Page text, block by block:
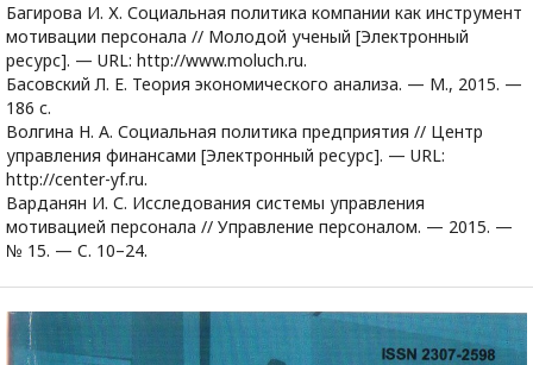
Багирова И. Х. Социальная политика компании как инструмент
мотивации персонала // Молодой ученый [Электронный
ресурс]. — URL: http://www.moluch.ru.
Басовский Л. Е. Теория экономического анализа. — М., 2015. —
186 c.
Волгина Н. А. Социальная политика предприятия // Центр
управления финансами [Электронный ресурс]. — URL:
http://center-yf.ru.
Варданян И. С. Исследования системы управления
мотивацией персонала // Управление персоналом. — 2015. —
№ 15. — C. 10–24.